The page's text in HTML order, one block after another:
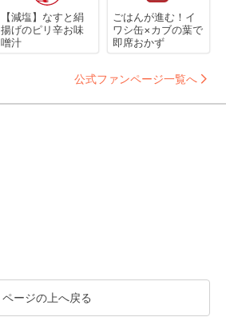
【減塩】なすと絹
揚げのピリ辛お味
噌汁
ごはんが進む！イ
ワシ缶×カブの葉で
即席おかず
公式ファンページ一覧へ
ページの上へ戻る